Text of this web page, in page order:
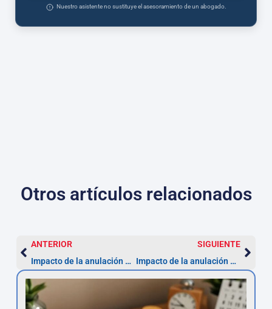
Nuestro asistente no sustituye el asesoramiento de un abogado.
Otros artículos relacionados
ANTERIOR
Impacto de la anulación de la ZBE en multas impuestas: acciones a seguir
SIGUIENTE
Impacto de la anulación de la ZBE en multas impuestas: acciones a seguir